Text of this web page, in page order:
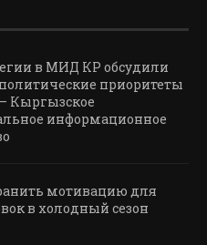
в МИД КР обсудили
приоритеты
Кыргызское
информационное
мотивацию для
в холодный сезон